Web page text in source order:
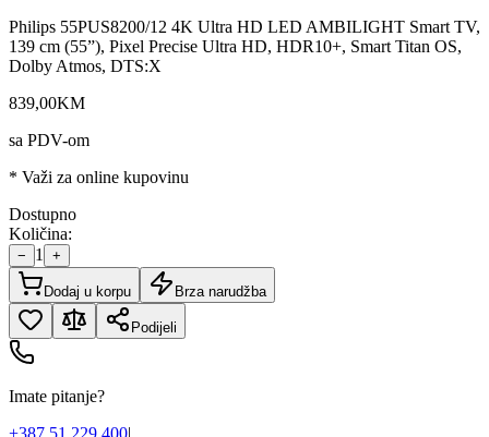
Philips 55PUS8200/12 4K Ultra HD LED AMBILIGHT Smart TV,
139 cm (55”), Pixel Precise Ultra HD, HDR10+, Smart Titan OS,
Dolby Atmos, DTS:X
839,00KM
sa PDV-om
* Važi za online kupovinu
Dostupno
Količina:
− 1 +
Dodaj u korpu Brza narudžba
Podijeli
Imate pitanje?
+387 51 229 400|